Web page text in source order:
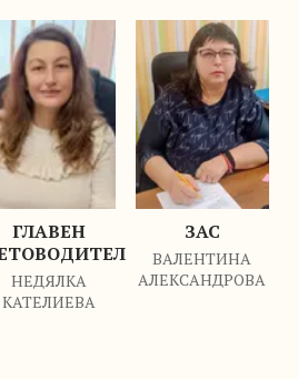
ГЛАВЕН
НЕДЯЛКА
КАТЕЛИЕВА
ЗАС
ВАЛЕНТИНА
АЛЕКСАНДРОВА